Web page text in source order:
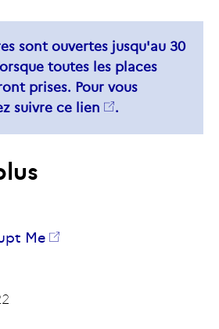
sont ouvertes jusqu'au 30
toutes les places
prises. Pour vous
suivre ce lien .
Me